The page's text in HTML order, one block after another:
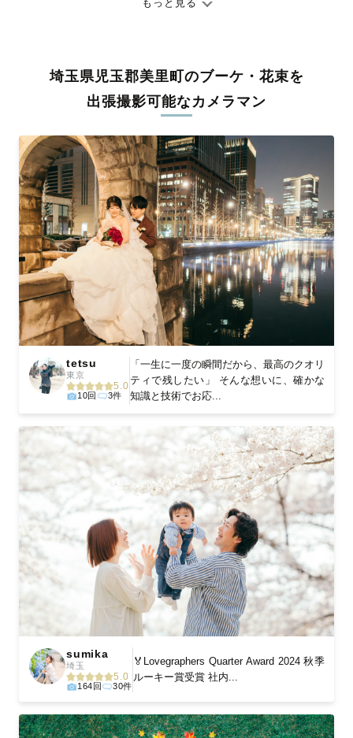
ありのままの空気感を大切に、何十年経っても見返したくなるよ
料金は全国どこでも一律。わかりやすく安心の価格設定です。オ
リジナルの研修と厳正な審査に合格し、撮影技術やホスピタリテ
ィを身につけたプロのカメラマンが全国47都道府県に在籍してい
験をお届けします。
丁寧なレタッチで思い出を美しく仕上げます
撮影後は、独自の編集技術で写真の明るさや色合いを丁寧に調
整。自然な雰囲気を残しつつも、おしゃれで洗練された仕上がり
に。きっと「こんな写真を撮ってほしかった！」と思える一枚に
出会えます。まずは、ラブグラフの撮影事例をご覧ください。
もっと見る
埼玉県児玉郡美里町のブーケ・花束を
出張撮影可能なカメラマン
tetsu
東京
5.0
10回 3件
「一生に一度の瞬間だから、最高のクオリ
ティで残したい」 そんな想いに、確かな
知識と技術でお応...
sumika
埼玉
5.0
164回 30件
🏅Lovegraphers Quarter Award 2024 秋季
ルーキー賞受賞 社内...